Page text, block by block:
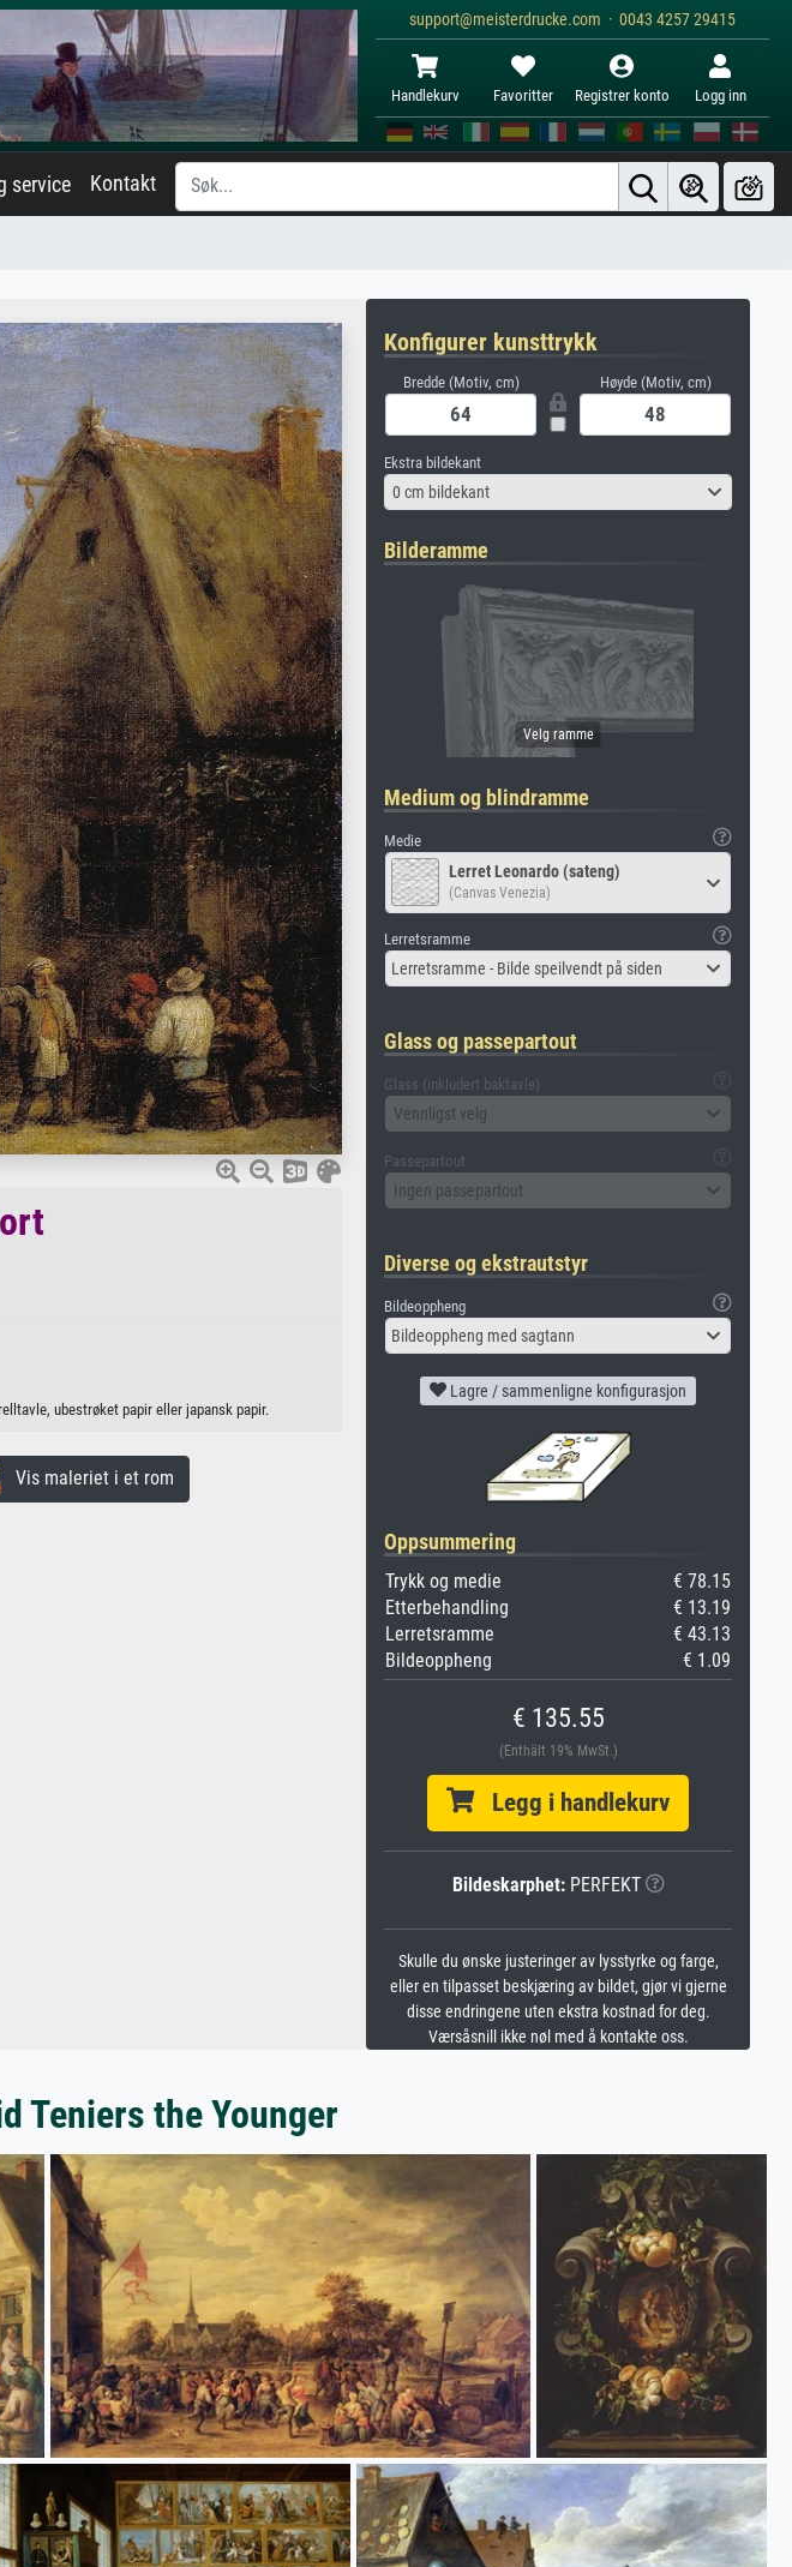
support@meisterdrucke.com · 0043 4257 29415
Handlekurv Favoritter Registrer konto Logg inn
service Kontakt
ubestrøket papir eller japansk papir.
Vis maleriet i et rom
Konfigurer kunsttrykk
Bredde (Motiv, cm) Høyde (Motiv, cm)
Ekstra bildekant
0 cm bildekant
Bilderamme
Medium og blindramme
Medie
Lerret Leonardo (sateng)
(Canvas Venezia)
Lerretsramme
Lerretsramme - Bilde speilvendt på siden
Glass og passepartout
Glass (inkludert baktavle)
Vennligst velg
Passepartout
Ingen passepartout
Diverse og ekstrautstyr
Bildeoppheng
Bildeoppheng med sagtann
Lagre / sammenligne konfigurasjon
Oppsummering
Trykk og medie
€ 78.15
Etterbehandling
€ 13.19
Lerretsramme
€ 43.13
Bildeoppheng
€ 1.09
€ 135.55
(Enthält 19% MwSt.)
Legg i handlekurv
Bildeskarphet:PERFEKT
Skulle du ønske justeringer av lysstyrke og farge,
eller en tilpasset beskjæring av bildet, gjør vi gjerne
disse endringene uten ekstra kostnad for deg.
Værsåsnill ikke nøl med å kontakte oss.
Teniers the Younger